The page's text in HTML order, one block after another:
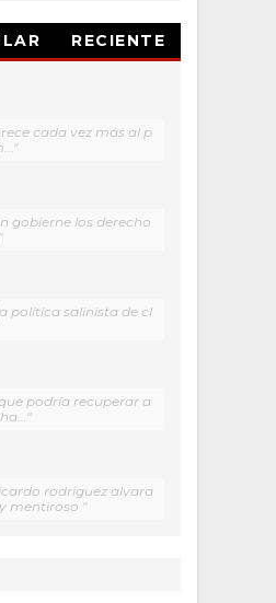
RECIENTE
cada vez más al p
gobierne los derecho
política salinista de cl
podría recuperar a
rodríguez alvara
mentiroso "